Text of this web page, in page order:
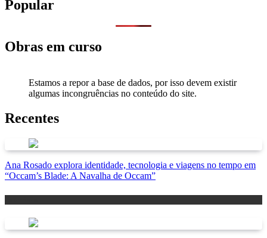
Popular
Obras em curso
Estamos a repor a base de dados, por isso devem existir
algumas incongruências no conteúdo do site.
Recentes
Ana Rosado explora identidade, tecnologia e viagens no tempo em
“Occam’s Blade: A Navalha de Occam”